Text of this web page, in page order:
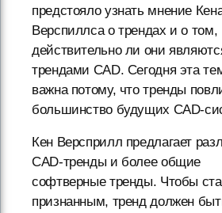
предстояло узнать мнение
Верспиллса о трендах и о том,
действительно ли они
трендами CAD. Сегодня эта
важна потому, что тренды
большинство будущих CAD-
Кен Версприлл предлагает
CAD-тренды и более общие
софтверные тренды. Чтобы
признанным, тренд должен